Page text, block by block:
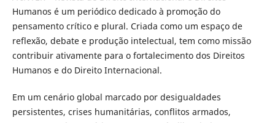
Humanos é um periódico dedicado à promoção do
pensamento crítico e plural. Criada como um espaço de
reflexão, debate e produção intelectual, tem como missão
contribuir ativamente para o fortalecimento dos Direitos
Humanos e do Direito Internacional.
Em um cenário global marcado por desigualdades
persistentes, crises humanitárias, conflitos armados,